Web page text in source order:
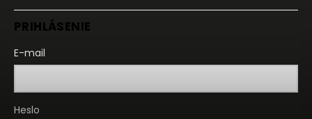
PRIHLÁSENIE
E-mail
Heslo